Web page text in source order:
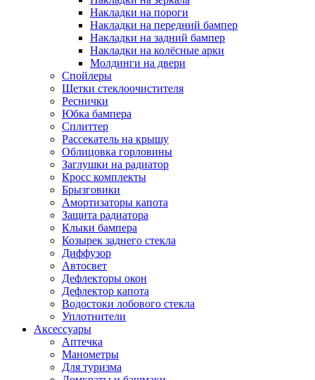
Накладки на пороги
Накладки на передний бампер
Накладки на задний бампер
Накладки на колёсные арки
Молдинги на двери
Спойлеры
Щетки стеклоочистителя
Реснички
Юбка бампера
Сплиттер
Рассекатель на крышу
Облицовка горловины
Заглушки на радиатор
Кросс комплекты
Брызговики
Амортизаторы капота
Защита радиатора
Клыки бампера
Козырек заднего стекла
Диффузор
Автосвет
Дефлекторы окон
Дефлектор капота
Водостоки лобового стекла
Уплотнители
Аксессуары
Аптечка
Манометры
Для туризма